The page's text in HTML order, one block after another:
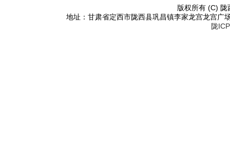
版权所有 (C)
地址：甘肃省定西市陇西县巩昌镇李家龙宫龙宫
陇